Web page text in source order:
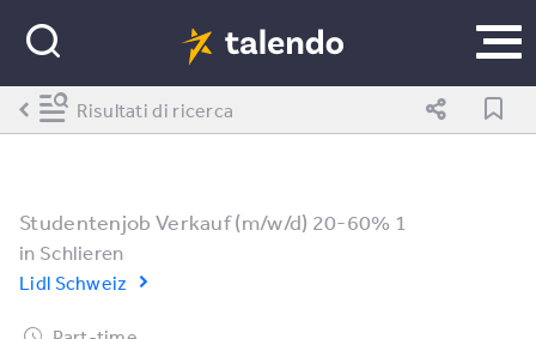
Studentenjob Verkauf (m/w/d) 20-60% 1
in Schlieren
Lidl Schweiz
Risultati di ricerca